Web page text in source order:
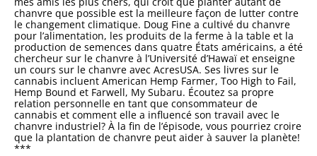
chanvre que possible est la meilleure façon de lutter contre
le changement climatique. Doug Fine a cultivé du chanvre
pour l’alimentation, les produits de la ferme à la table et la
production de semences dans quatre États américains, a été
chercheur sur le chanvre à l’Université d’Hawaï et enseigne
un cours sur le chanvre avec AcresUSA. Ses livres sur le
cannabis incluent American Hemp Farmer, Too High to Fail,
Hemp Bound et Farwell, My Subaru. Écoutez sa propre
relation personnelle en tant que consommateur de
cannabis et comment elle a influencé son travail avec le
chanvre industriel? À la fin de l’épisode, vous pourriez croire
que la plantation de chanvre peut aider à sauver la planète!
***